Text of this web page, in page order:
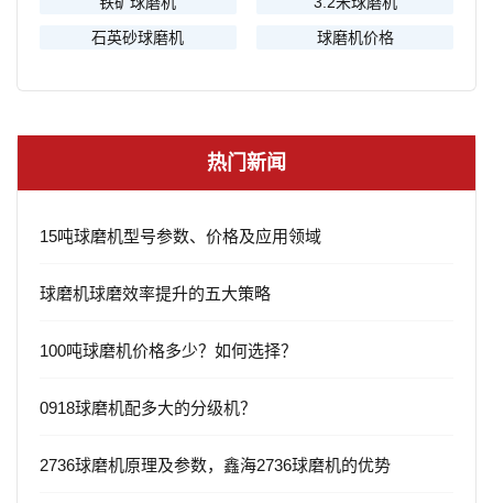
石英砂球磨机
球磨机价格
热门新闻
15吨球磨机型号参数、价格及应用领域
球磨机球磨效率提升的五大策略
100吨球磨机价格多少？如何选择？
0918球磨机配多大的分级机？
2736球磨机原理及参数，鑫海2736球磨机的优势